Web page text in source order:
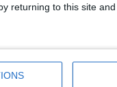
returning to this site
de afaceri de